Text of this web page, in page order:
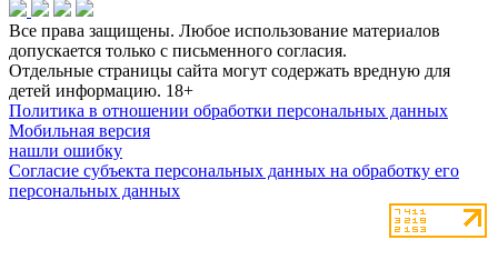
Все права защищены. Любое использование материалов
допускается только с письменного согласия.
Отдельные страницы сайта могут содержать вредную для
детей информацию. 18+
Политика в отношении обработки персональных данных
Мобильная версия
нашли ошибку
Согласие субъекта персональных данных на обработку его
персональных данных